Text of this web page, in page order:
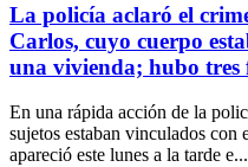
La policía aclaró el
Carlos, cuyo cuerpo
una vivienda; hubo tres
En una rápida acción de la
sujetos estaban vinculados
apareció este lunes a la tarde e...